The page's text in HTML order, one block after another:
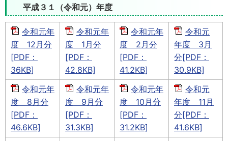
平成３１（令和元）年度
令和元年
度 12月分
[PDF：
36KB]
令和元年
度 1月分
[PDF：
42.8KB]
令和元年
度 2月分
[PDF：
41.2KB]
令和元
年度 3月
分[PDF：
30.9KB]
令和元年
度 8月分
[PDF：
46.6KB]
令和元年
度 9月分
[PDF：
31.3KB]
令和元年
度 10月分
[PDF：
31.2KB]
令和元
年度 11月
分[PDF：
41.6KB]